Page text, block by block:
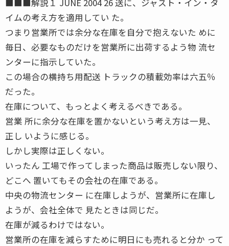
イムの考え方を適用してい た。
つまり営業所では余分な在庫を自分で抱えないた めに
毎日、必要なものだけを営業所に出荷するよう物 流セ
ンターに指示していた。
この場合の横持ち用配送 トラックの積載効率は六五％
だった。
在庫について、もっとよく考えるべきである。
営業 所に余分な在庫を置かないという考え方は一見、
正し いように感じる。
しかし実際は正しくない。
いったん 工場で作ってしまった商品は販売しない限り、
どこへ 置いてもその会社の在庫である。
中央の物流センター に在庫しようが、営業所に在庫し
ようが、会社全体で 見たときは同じだ。
在庫が減るわけではない。
営業所の在庫を減らすために明日にも売れると分か って